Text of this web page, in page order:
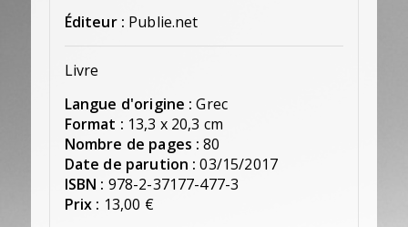
Éditeur : Publie.net
Livre
Langue d'origine : Grec
Format : 13,3 x 20,3 cm
Nombre de pages : 80
Date de parution : 03/15/2017
ISBN : 978-2-37177-477-3
Prix : 13,00 €